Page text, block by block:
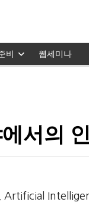
비 웹세미나
서의
Artificial